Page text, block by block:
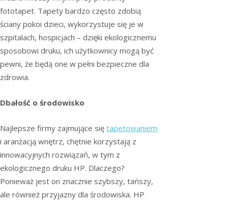
fototapet. Tapety bardzo często zdobią
ściany pokoi dzieci, wykorzystuje się je w
szpitalach, hospicjach – dzięki ekologicznemu
sposobowi druku, ich użytkownicy mogą być
pewni, że będą one w pełni bezpieczne dla
zdrowia.
Dbałość o środowisko
Najlepsze firmy zajmujące się tapetowaniem
i aranżacją wnętrz, chętnie korzystają z
innowacyjnych rozwiązań, w tym z
ekologicznego druku HP. Dlaczego?
Ponieważ jest on znacznie szybszy, tańszy,
ale również przyjazny dla środowiska. HP